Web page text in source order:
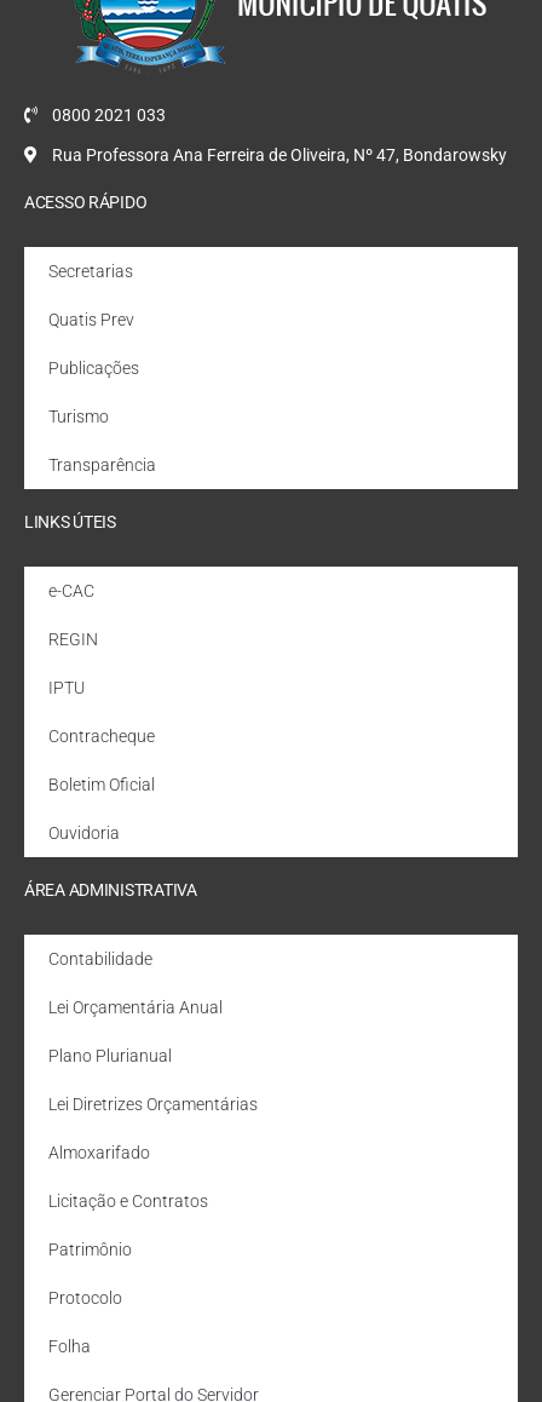
0800 2021 033
Rua Professora Ana Ferreira de Oliveira, Nº 47, Bondarowsky
ACESSO RÁPIDO
Secretarias
Quatis Prev
Publicações
Turismo
Transparência
LINKS ÚTEIS
e-CAC
REGIN
IPTU
Contracheque
Boletim Oficial
Ouvidoria
ÁREA ADMINISTRATIVA
Contabilidade
Lei Orçamentária Anual
Plano Plurianual
Lei Diretrizes Orçamentárias
Almoxarifado
Licitação e Contratos
Patrimônio
Protocolo
Folha
Gerenciar Portal do Servidor